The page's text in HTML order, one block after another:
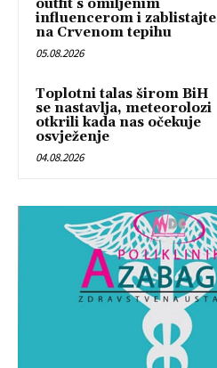
outfit s omiljenim
influencerom i zablistajte
na Crvenom tepihu
05.08.2026
Toplotni talas širom BiH
se nastavlja, meteorolozi
otkrili kada nas očekuje
osvježenje
04.08.2026